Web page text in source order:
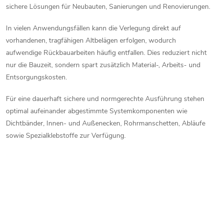
r
e
l
e
m
e
n
t
sichere Lösungen für Neubauten, Sanierungen und Renovierungen.
In vielen Anwendungsfällen kann die Verlegung direkt auf
vorhandenen, tragfähigen Altbelägen erfolgen, wodurch
aufwendige Rückbauarbeiten häufig entfallen. Dies reduziert nicht
nur die Bauzeit, sondern spart zusätzlich Material-, Arbeits- und
Entsorgungskosten.
Für eine dauerhaft sichere und normgerechte Ausführung stehen
optimal aufeinander abgestimmte Systemkomponenten wie
Dichtbänder, Innen- und Außenecken, Rohrmanschetten, Abläufe
sowie Spezialklebstoffe zur Verfügung.